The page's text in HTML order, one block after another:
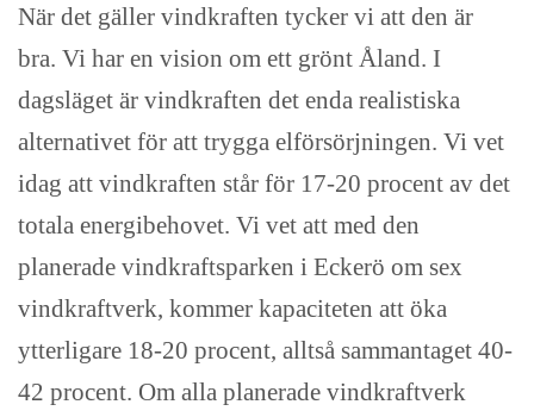
När det gäller vindkraften tycker vi att den är
bra. Vi har en vision om ett grönt Åland. I
dagsläget är vindkraften det enda realistiska
alternativet för att trygga elförsörjningen. Vi vet
idag att vindkraften står för 17-20 procent av det
totala energibehovet. Vi vet att med den
planerade vindkraftsparken i Eckerö om sex
vindkraftverk, kommer kapaciteten att öka
ytterligare 18-20 procent, alltså sammantaget 40-
42 procent. Om alla planerade vindkraftverk